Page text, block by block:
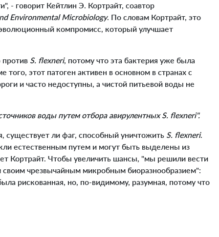
- говорит Кейтлин Э. Кортрайт, соавтор
Environmental Microbiology. По словам Кортрайт, это
компромисс, который улучшает
S. flexneri, потому что эта бактерия уже была
этот патоген активен в основном в странах с
и часто недоступны, а чистой питьевой воды не
воды путем отбора авирулентныхS. flexneri".
существует ли фаг, способный уничтожить S. flexneri.
естественным путем и могут быть выделены из
Кортрайт. Чтобы увеличить шансы, "мы решили вести
своим чрезвычайным микробным биоразнообразием":
рискованная, но, по-видимому, разумная, потому что